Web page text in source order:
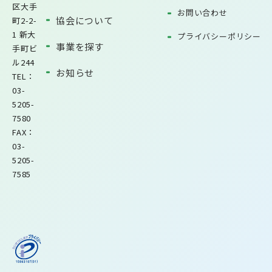
区大手
町2-2-
1 新大
手町ビ
ル244
TEL：
03-
5205-
7580
FAX：
03-
5205-
7585
協会について
事業を探す
お知らせ
お問い合わせ
プライバシーポリシー